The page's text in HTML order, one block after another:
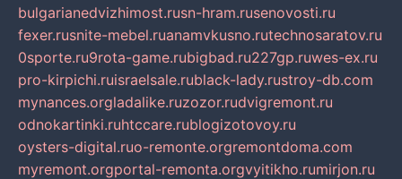
bulgarianedvizhimost.rusn-hram.rusenovosti.ru
fexer.rusnite-mebel.ruanamvkusno.rutechnosaratov.ru
0sporte.ru9rota-game.rubigbad.ru227gp.ruwes-ex.ru
pro-kirpichi.ruisraelsale.rublack-lady.rustroy-db.com
mynances.orgladalike.ruzozor.rudvigremont.ru
odnokartinki.ruhtccare.rublogizotovoy.ru
oysters-digital.ruo-remonte.orgremontdoma.com
myremont.orgportal-remonta.orgvyitikho.rumirjon.ru